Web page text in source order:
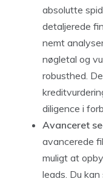
absolutte
detaljerede
nemt
nøgletal og
robusthed.
diligence i
Avanceret
avancerede
muligt at
leads. Du